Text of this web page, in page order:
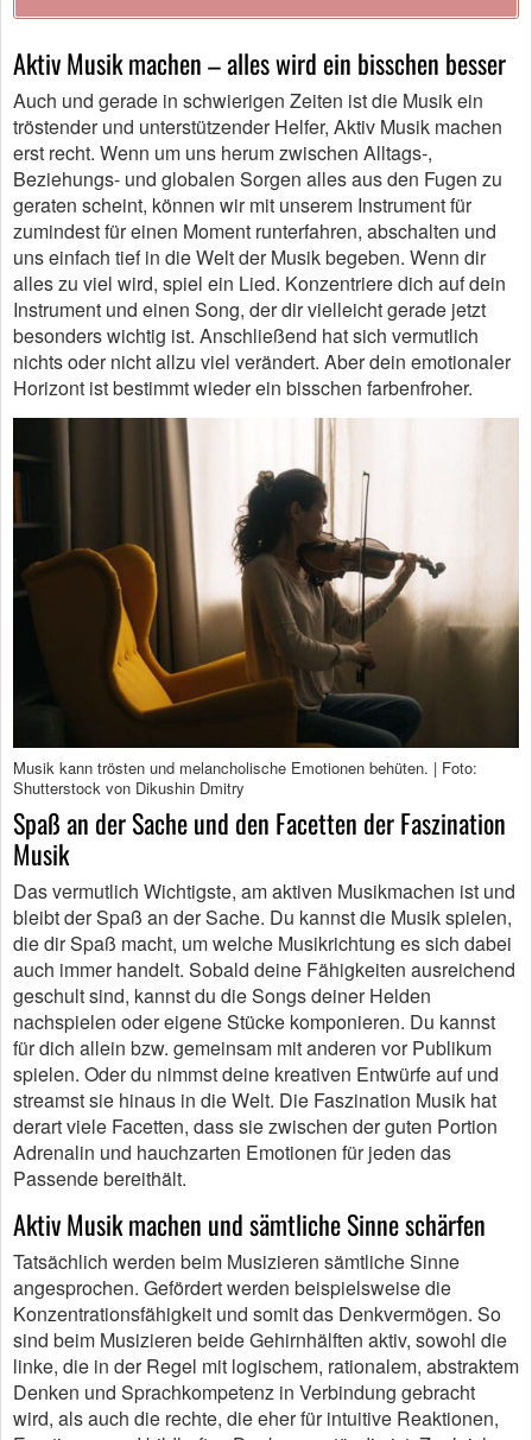
Aktiv Musik machen – alles wird ein bisschen besser
Auch und gerade in schwierigen Zeiten ist die Musik ein
tröstender und unterstützender Helfer, Aktiv Musik machen
erst recht. Wenn um uns herum zwischen Alltags-,
Beziehungs- und globalen Sorgen alles aus den Fugen zu
geraten scheint, können wir mit unserem Instrument für
zumindest für einen Moment runterfahren, abschalten und
uns einfach tief in die Welt der Musik begeben. Wenn dir
alles zu viel wird, spiel ein Lied. Konzentriere dich auf dein
Instrument und einen Song, der dir vielleicht gerade jetzt
besonders wichtig ist. Anschließend hat sich vermutlich
nichts oder nicht allzu viel verändert. Aber dein emotionaler
Horizont ist bestimmt wieder ein bisschen farbenfroher.
Musik kann trösten und melancholische Emotionen behüten. | Foto:
Shutterstock von Dikushin Dmitry
Spaß an der Sache und den Facetten der Faszination
Musik
Das vermutlich Wichtigste, am aktiven Musikmachen ist und
bleibt der Spaß an der Sache. Du kannst die Musik spielen,
die dir Spaß macht, um welche Musikrichtung es sich dabei
auch immer handelt. Sobald deine Fähigkeiten ausreichend
geschult sind, kannst du die Songs deiner Helden
nachspielen oder eigene Stücke komponieren. Du kannst
für dich allein bzw. gemeinsam mit anderen vor Publikum
spielen. Oder du nimmst deine kreativen Entwürfe auf und
streamst sie hinaus in die Welt. Die Faszination Musik hat
derart viele Facetten, dass sie zwischen der guten Portion
Adrenalin und hauchzarten Emotionen für jeden das
Passende bereithält.
Aktiv Musik machen und sämtliche Sinne schärfen
Tatsächlich werden beim Musizieren sämtliche Sinne
angesprochen. Gefördert werden beispielsweise die
Konzentrationsfähigkeit und somit das Denkvermögen. So
sind beim Musizieren beide Gehirnhälften aktiv, sowohl die
linke, die in der Regel mit logischem, rationalem, abstraktem
Denken und Sprachkompetenz in Verbindung gebracht
wird, als auch die rechte, die eher für intuitive Reaktionen,